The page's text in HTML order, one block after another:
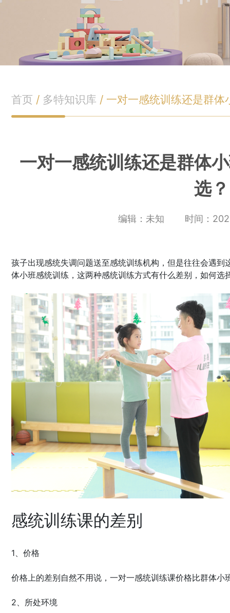
首页 / 多特知识库 / 一对一感统训练还是群
一对一感统训练还是群体
选？
编辑：未知 时间：
孩子出现感统失调问题送至感统训练机构，但是往往会遇
体小班感统训练，这两种感统训练方式有什么差别，如何选
感统训练课的差别
1、价格
价格上的差别自然不用说，一对一感统训练课价格比群体小
2、所处环境